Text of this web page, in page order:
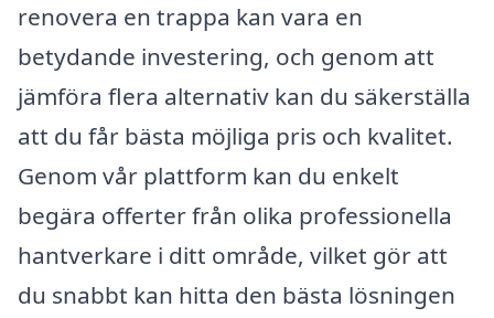
renovera en trappa kan vara en
betydande investering, och genom att
jämföra flera alternativ kan du säkerställa
att du får bästa möjliga pris och kvalitet.
Genom vår plattform kan du enkelt
begära offerter från olika professionella
hantverkare i ditt område, vilket gör att
du snabbt kan hitta den bästa lösningen